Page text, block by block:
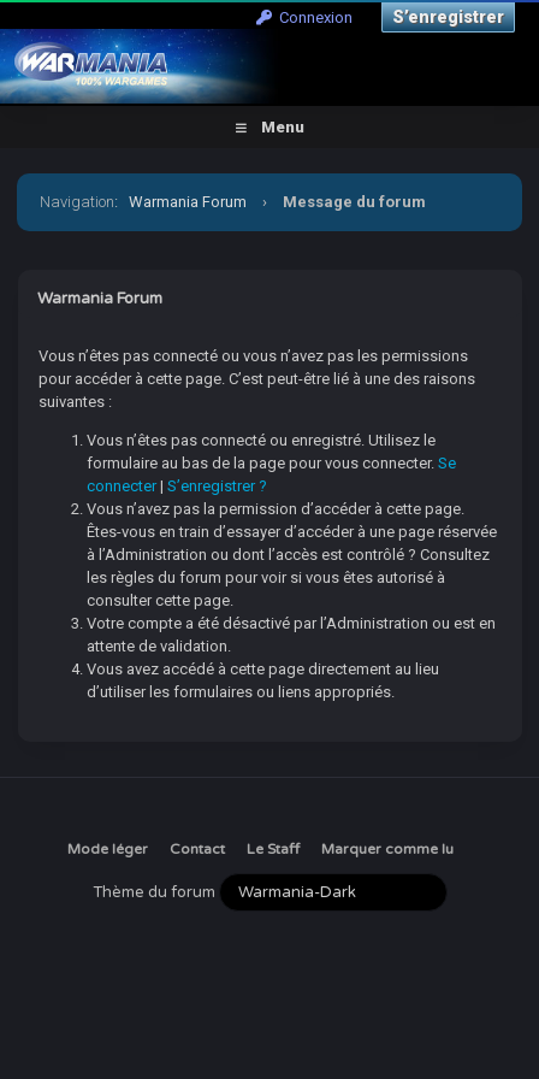
Connexion S’enregistrer
Menu
Navigation:Warmania Forum › Message du forum
Warmania Forum
Vous n’êtes pas connecté ou vous n’avez pas les permissions
pour accéder à cette page. C’est peut-être lié à une des raisons
suivantes :
Vous n’êtes pas connecté ou enregistré. Utilisez le
formulaire au bas de la page pour vous connecter.Se
connecter|S’enregistrer ?
Vous n’avez pas la permission d’accéder à cette page.
Êtes-vous en train d’essayer d’accéder à une page réservée
à l’Administration ou dont l’accès est contrôlé ? Consultez
les règles du forum pour voir si vous êtes autorisé à
consulter cette page.
Votre compte a été désactivé par l’Administration ou est en
attente de validation.
Vous avez accédé à cette page directement au lieu
d’utiliser les formulaires ou liens appropriés.
Mode léger Contact Le Staff Marquer comme lu
Thème du forum